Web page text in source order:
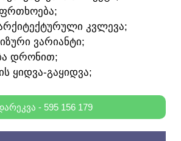
ᲙᲕᲚᲔᲕᲐ;
ᲕᲐᲠᲘᲐᲜᲢᲘ;
ᲓᲠᲝᲜᲘᲗ;
ᲧᲘᲓᲕᲐ-ᲒᲐᲧᲘᲓᲕᲐ;
- 595 156 179